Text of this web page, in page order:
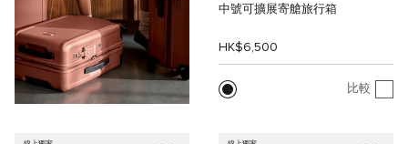
中號可擴展寄艙旅行箱
HK$6,500
比較